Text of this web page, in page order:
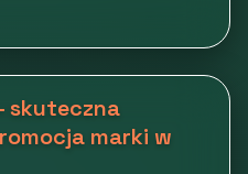
skuteczna
marki w